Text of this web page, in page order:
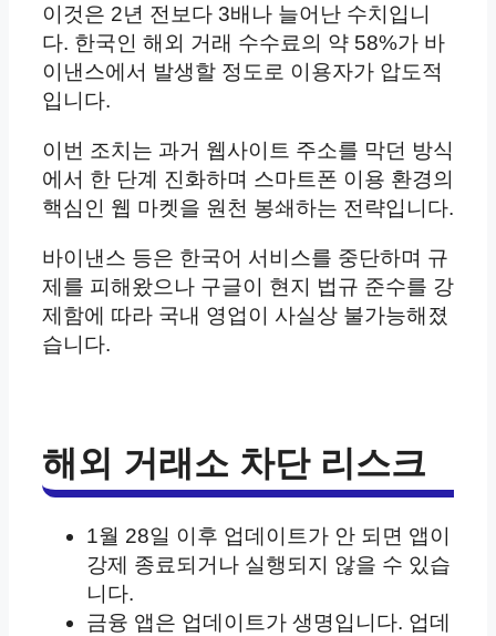
이것은 2년 전보다 3배나 늘어난 수치입니
다. 한국인 해외 거래 수수료의 약 58%가 바
이낸스에서 발생할 정도로 이용자가 압도적
입니다.
이번 조치는 과거 웹사이트 주소를 막던 방식
에서 한 단계 진화하며 스마트폰 이용 환경의
핵심인 웹 마켓을 원천 봉쇄하는 전략입니다.
바이낸스 등은 한국어 서비스를 중단하며 규
제를 피해왔으나 구글이 현지 법규 준수를 강
제함에 따라 국내 영업이 사실상 불가능해졌
습니다.
해외 거래소 차단 리스크
1월 28일 이후 업데이트가 안 되면 앱이
강제 종료되거나 실행되지 않을 수 있습
니다.
금융 앱은 업데이트가 생명입니다. 업데